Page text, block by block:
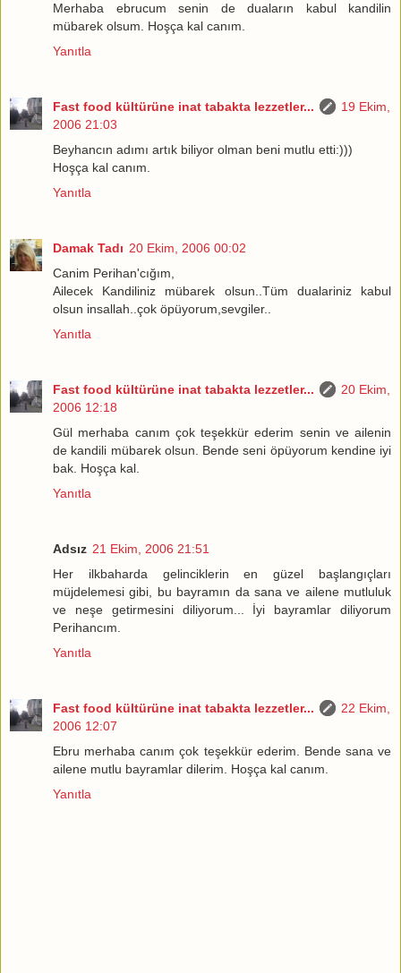
Merhaba ebrucum senin de duaların kabul kandilin
mübarek olsum. Hoşça kal canım.
Yanıtla
Fast food kültürüne inat tabakta lezzetler...
19 Ekim,
2006 21:03
Beyhancın adımı artık biliyor olman beni mutlu etti:)))
Hoşça kal canım.
Yanıtla
Damak Tadı 20 Ekim, 2006 00:02
Canim Perihan'cığım,
Ailecek Kandiliniz mübarek olsun..Tüm dualariniz kabul
olsun insallah..çok öpüyorum,sevgiler..
Yanıtla
Fast food kültürüne inat tabakta lezzetler...
20 Ekim,
2006 12:18
Gül merhaba canım çok teşekkür ederim senin ve ailenin
de kandili mübarek olsun. Bende seni öpüyorum kendine iyi
bak. Hoşça kal.
Yanıtla
Adsız 21 Ekim, 2006 21:51
Her ilkbaharda gelinciklerin en güzel başlangıçları
müjdelemesi gibi, bu bayramın da sana ve ailene mutluluk
ve neşe getirmesini diliyorum... İyi bayramlar diliyorum
Perihancım.
Yanıtla
Fast food kültürüne inat tabakta lezzetler...
22 Ekim,
2006 12:07
Ebru merhaba canım çok teşekkür ederim. Bende sana ve
ailene mutlu bayramlar dilerim. Hoşça kal canım.
Yanıtla